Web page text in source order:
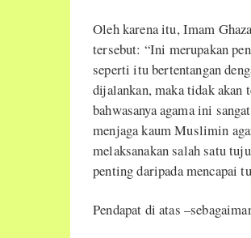
Oleh karena itu, Imam
tersebut: “Ini merupakan
seperti itu bertentangan
dijalankan, maka tidak akan
bahwasanya agama ini
menjaga kaum Muslimin
melaksanakan salah satu
penting daripada mencapai
Pendapat di atas